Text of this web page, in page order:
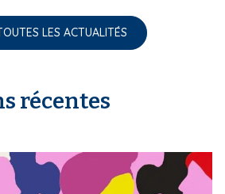
LES ACTUALITÉS
récentes